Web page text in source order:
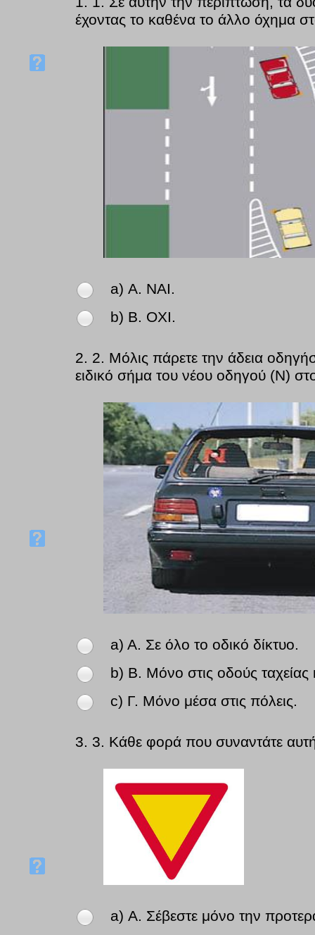
έχοντας το καθένα το άλλο όχημα
a) Α. NAI.
b) Β. OXI.
2. 2. Μόλις πάρετε την άδεια
ειδικό σήμα του νέου οδηγού (Ν)
a) Α. Σε όλο το οδικό δίκτυο.
b) Β. Μόνο στις οδούς ταχείας
c) Γ. Μόνο μέσα στις πόλεις.
3. 3. Κάθε φορά που συναντάτε
a) Α. Σέβεστε μόνο την